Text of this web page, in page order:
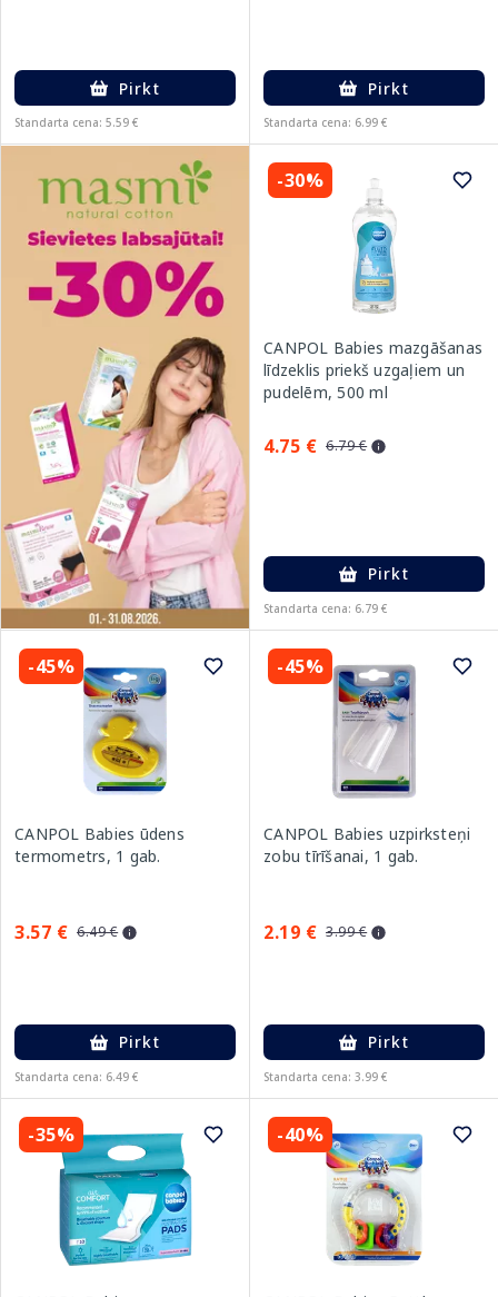
Pirkt
Standarta cena: 5.59 €
Pirkt
Standarta cena: 6.99 €
-30%
CANPOL Babies mazgāšanas
līdzeklis priekš uzgaļiem un
pudelēm, 500 ml
4.75 € 6.79 €
Pirkt
Standarta cena: 6.79 €
-45%
CANPOL Babies ūdens
termometrs, 1 gab.
3.57 € 6.49 €
Pirkt
Standarta cena: 6.49 €
-45%
CANPOL Babies uzpirksteņi
zobu tīrīšanai, 1 gab.
2.19 € 3.99 €
Pirkt
Standarta cena: 3.99 €
-35% -40%